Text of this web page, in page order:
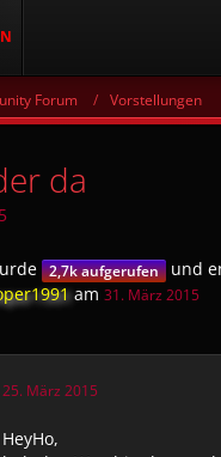
Forum Vorstellungen
da
2,7k aufgerufen und
am 31. März 2015
25. März 2015
HeyHo,